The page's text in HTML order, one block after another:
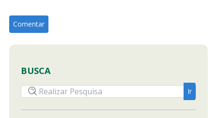
BUSCA